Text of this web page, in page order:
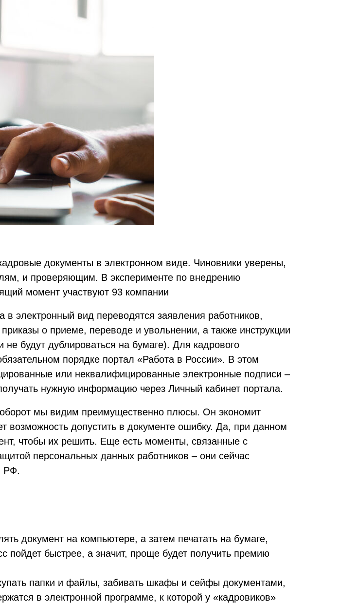
документы в электронном виде. Чиновники уверены,
и проверяющим. В эксперименте по внедрению
момент участвуют 93 компании
электронный вид переводятся заявления работников,
о приеме, переводе и увольнении, а также инструкции
будут дублироваться на бумаге). Для кадрового
порядке портал «Работа в России». В этом
или неквалифицированные электронные подписи –
нужную информацию через Личный кабинет портала.
мы видим преимущественно плюсы. Он экономит
возможность допустить в документе ошибку. Да, при данном
чтобы их решить. Еще есть моменты, связанные с
персональных данных работников – они сейчас
РФ.
документ на компьютере, а затем печатать на бумаге,
пойдет быстрее, а значит, проще будет получить премию
папки и файлы, забивать шкафы и сейфы документами,
в электронной программе, к которой у «кадровиков»